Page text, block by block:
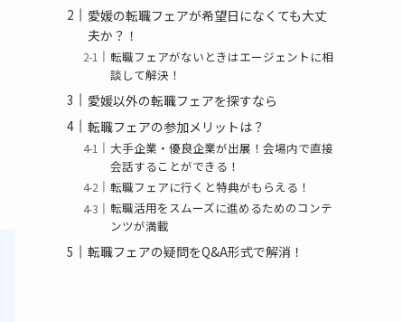
愛媛の転職フェアが希望日になくても大丈
夫か？！
転職フェアがないときはエージェントに相
談して解決！
愛媛以外の転職フェアを探すなら
転職フェアの参加メリットは？
大手企業・優良企業が出展！会場内で直接
会話することができる！
転職フェアに行くと特典がもらえる！
転職活用をスムーズに進めるためのコンテ
ンツが満載
転職フェアの疑問をQ&A形式で解消！